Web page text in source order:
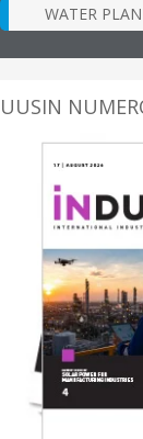
WATER
UUSIN